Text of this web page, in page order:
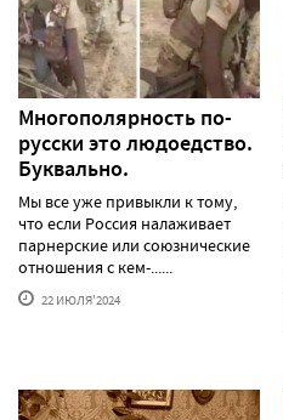
Многополярность по-
русски это людоедство.
Буквально.
Мы все уже привыкли к тому,
что если Россия налаживает
парнерские или союзнические
отношения с кем-......
22 ИЮЛЯ'2024